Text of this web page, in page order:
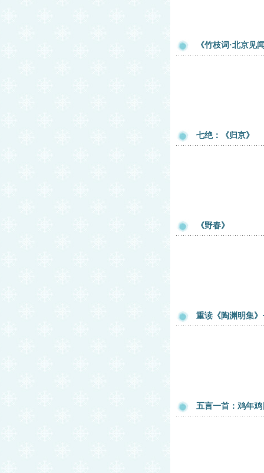
《竹枝词·北京见
七绝：《归京》
《野春》
重读《陶渊明集》
五言一首：鸡年鸡